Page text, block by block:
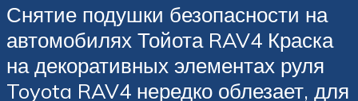
Снятие подушки безопасности на
автомобилях Тойота RAV4 Краска
на декоративных элементах руля
Toyota RAV4 нередко облезает, для